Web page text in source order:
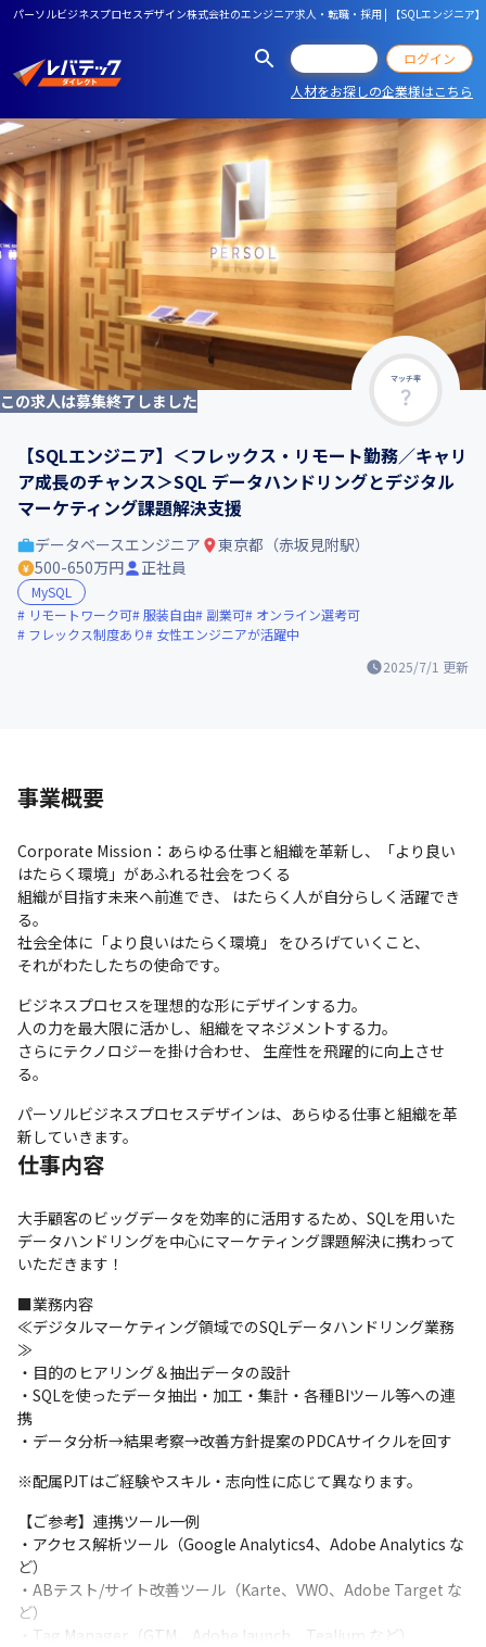
パーソルビジネスプロセスデザイン株式会社のエンジニア求人・転職・採用 | 【SQLエンジニ
ログイン
人材をお探しの企業様はこちら
マッチ率
この求人は募集終了しました
【SQLエンジニア】＜フレックス・リモート勤務／キャリ
ア成長のチャンス＞SQL データハンドリングとデジタル
マーケティング課題解決支援
2025/7/1 更新
データベースエンジニア
東京都（赤坂見附駅）
500-650万円
正社員
MySQL
リモートワーク可 服装自由 副業可
オンライン選考可
フレックス制度あり
女性エンジニアが活躍中
事業概要
Corporate Mission：あらゆる仕事と組織を革新し、「より良い
はたらく環境」があふれる社会をつくる
組織が目指す未来へ前進でき、 はたらく人が自分らしく活躍でき
る。
社会全体に「より良いはたらく環境」 をひろげていくこと、
それがわたしたちの使命です。
ビジネスプロセスを理想的な形にデザインする力。
人の力を最大限に活かし、組織をマネジメントする力。
さらにテクノロジーを掛け合わせ、 生産性を飛躍的に向上させ
る。
パーソルビジネスプロセスデザインは、あらゆる仕事と組織を革
新していきます。
仕事内容
大手顧客のビッグデータを効率的に活用するため、SQLを用いた
データハンドリングを中心にマーケティング課題解決に携わって
いただきます！
■業務内容
≪デジタルマーケティング領域でのSQLデータハンドリング業務
≫
・目的のヒアリング＆抽出データの設計
・SQLを使ったデータ抽出・加工・集計・各種BIツール等への連
携
・データ分析→結果考察→改善方針提案のPDCAサイクルを回す
※配属PJTはご経験やスキル・志向性に応じて異なります。
【ご参考】連携ツール一例
・アクセス解析ツール（Google Analytics4、Adobe Analytics な
ど）
・ABテスト/サイト改善ツール（Karte、VWO、Adobe Target な
ど）
・Tag Manager（GTM、Adobe launch、Tealium など）